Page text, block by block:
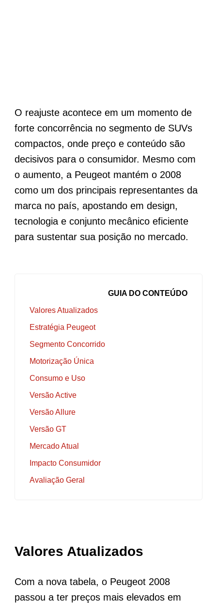
O reajuste acontece em um momento de
forte concorrência no segmento de SUVs
compactos, onde preço e conteúdo são
decisivos para o consumidor. Mesmo com
o aumento, a Peugeot mantém o 2008
como um dos principais representantes da
marca no país, apostando em design,
tecnologia e conjunto mecânico eficiente
para sustentar sua posição no mercado.
GUIA DO CONTEÚDO
Valores Atualizados
Estratégia Peugeot
Segmento Concorrido
Motorização Única
Consumo e Uso
Versão Active
Versão Allure
Versão GT
Mercado Atual
Impacto Consumidor
Avaliação Geral
Valores Atualizados
Com a nova tabela, o Peugeot 2008
passou a ter preços mais elevados em